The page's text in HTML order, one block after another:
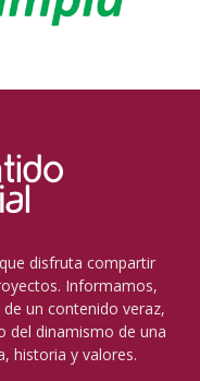
disfruta compartir
Informamos,
un contenido veraz,
del dinamismo de una
historia y valores.